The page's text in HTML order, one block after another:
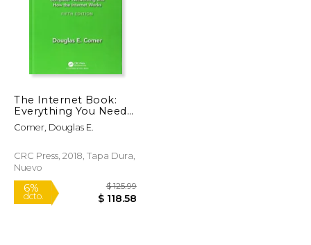
The Internet Book:
Everything You Need
to Know about
Computer
the Internet Works
(en Inglés)
Comer, Douglas E.
CRC Press, 2018, Tapa Dura,
Nuevo